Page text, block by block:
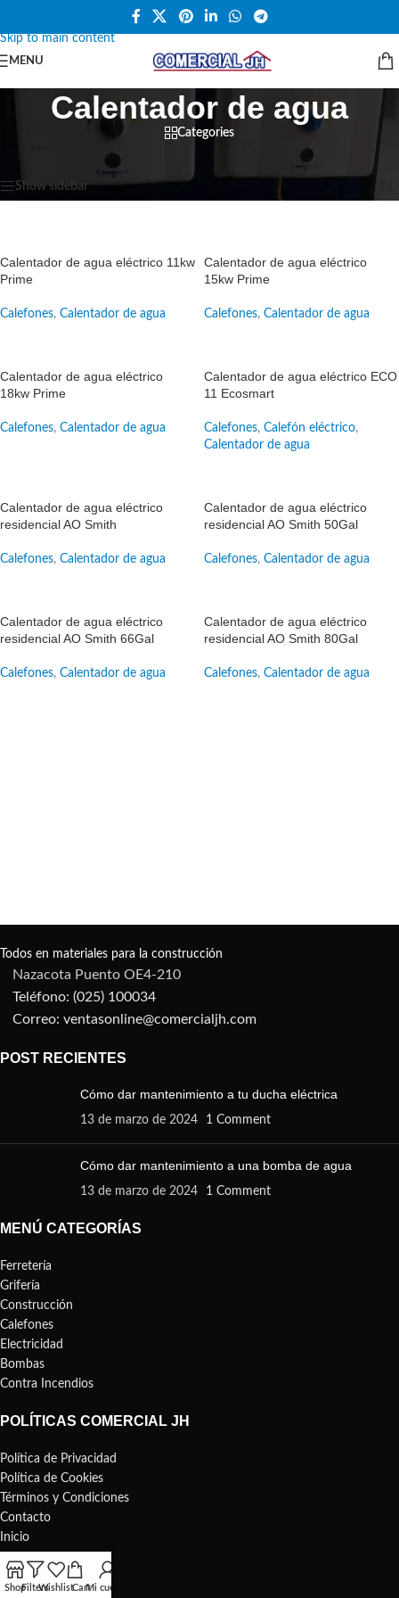
Skip to main content
MENU
Calentador de agua
Categories
Mostrando los 8 resultados
Show sidebar
Calentador de agua eléctrico 11kw
Prime
Calefones, Calentador de agua
Calentador de agua eléctrico
15kw Prime
Calefones, Calentador de agua
Calentador de agua eléctrico
18kw Prime
Calefones, Calentador de agua
Calentador de agua eléctrico ECO
11 Ecosmart
Calefones, Calefón eléctrico,
Calentador de agua
Calentador de agua eléctrico
residencial AO Smith
Calefones, Calentador de agua
Calentador de agua eléctrico
residencial AO Smith 50Gal
Calefones, Calentador de agua
Calentador de agua eléctrico
residencial AO Smith 66Gal
Calefones, Calentador de agua
Calentador de agua eléctrico
residencial AO Smith 80Gal
Calefones, Calentador de agua
Todos en materiales para la construcción
Nazacota Puento OE4-210
Teléfono: (025) 100034
Correo: ventasonline@comercialjh.com
POST RECIENTES
Cómo dar mantenimiento a tu ducha eléctrica
13 de marzo de 2024 1 Comment
Cómo dar mantenimiento a una bomba de agua
13 de marzo de 2024 1 Comment
MENÚ CATEGORÍAS
Ferretería
Grifería
Construcción
Calefones
Electricidad
Bombas
Contra Incendios
POLÍTICAS COMERCIAL JH
Política de Privacidad
Política de Cookies
Términos y Condiciones
Contacto
Inicio
MENÚ PÁGINAS
ShopFiltersWishlistCartMi cuenta